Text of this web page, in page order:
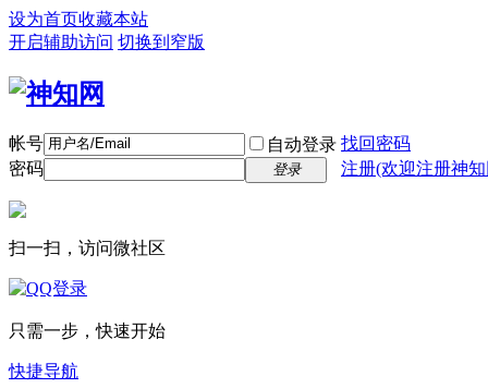
设为首页收藏本站
开启辅助访问 切换到窄版
帐号 自动登录 找回密码
密码
登录 注册(欢迎注册神
扫一扫，访问微社区
只需一步，快速开始
快捷导航